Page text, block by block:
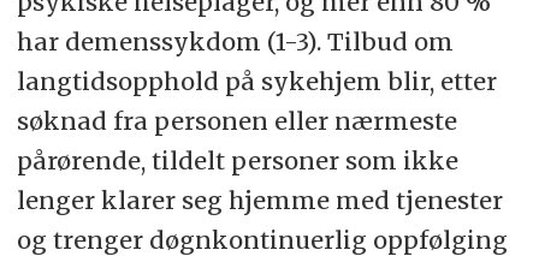
kommuner og sikre mer likeverdig
tilgang til fysioterapitjenester
uavhengig av bosted.
har demenssykdom (1-3). Tilbud om
langtidsopphold på sykehjem blir, etter
søknad fra personen eller nærmeste
pårørende, tildelt personer som ikke
lenger klarer seg hjemme med tjenester
og trenger døgnkontinuerlig oppfølging